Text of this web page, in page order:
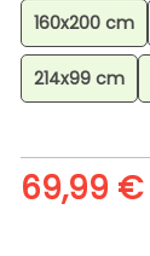
160x200 cm
214x99 cm
69,99 €